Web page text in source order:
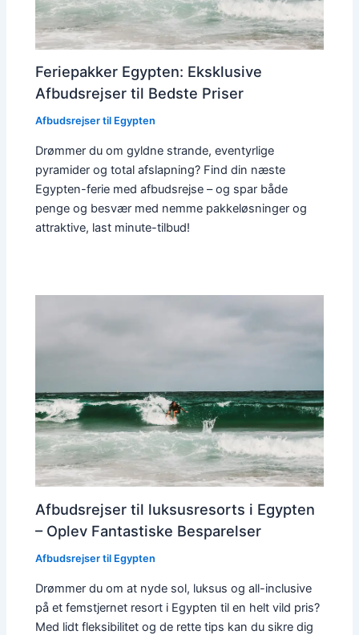
Feriepakker Egypten: Eksklusive
Afbudsrejser til Bedste Priser
Afbudsrejser til Egypten
Drømmer du om gyldne strande, eventyrlige
pyramider og total afslapning? Find din næste
Egypten-ferie med afbudsrejse – og spar både
penge og besvær med nemme pakkeløsninger og
attraktive, last minute-tilbud!
Afbudsrejser til luksusresorts i Egypten
– Oplev Fantastiske Besparelser
Afbudsrejser til Egypten
Drømmer du om at nyde sol, luksus og all-inclusive
på et femstjernet resort i Egypten til en helt vild pris?
Med lidt fleksibilitet og de rette tips kan du sikre dig